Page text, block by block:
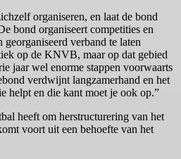
organiseren, en laat de bond
bond organiseert competities en
verband te laten
op de KNVB, maar op dat gebied
jaar wel enorme stappen voorwaarts
verdwijnt langzamerhand en het
helpt en die kant moet je ook op.”
heeft om herstructurering van het
voort uit een behoefte van het